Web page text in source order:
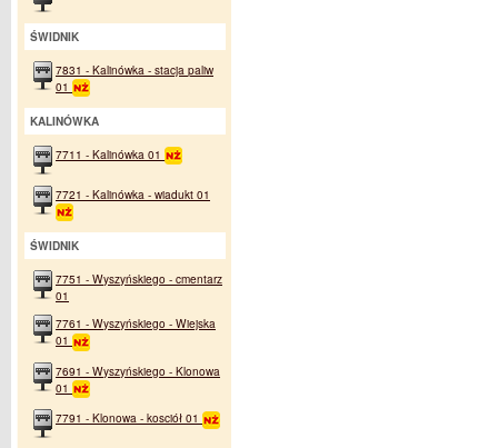
ŚWIDNIK
7831 - Kalinówka - stacja paliw
01
KALINÓWKA
7711 - Kalinówka 01
7721 - Kalinówka - wiadukt 01
ŚWIDNIK
7751 - Wyszyńskiego - cmentarz
01
7761 - Wyszyńskiego - Wiejska
01
7691 - Wyszyńskiego - Klonowa
01
7791 - Klonowa - kosciół 01